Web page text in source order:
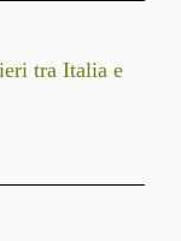
tra Italia e